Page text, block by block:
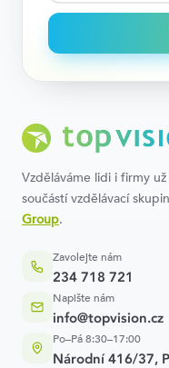
Vzděláváme lidi i firmy
součástí vzdělávací
Group.
Zavolejte nám
234 718 721
Napište nám
info@topvision.cz
Po–Pá 8:30–17:00
Národní 416/37,